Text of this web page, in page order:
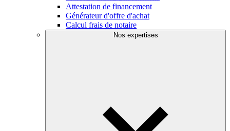
Attestation de financement
Générateur d'offre d'achat
Calcul frais de notaire
Nos expertises